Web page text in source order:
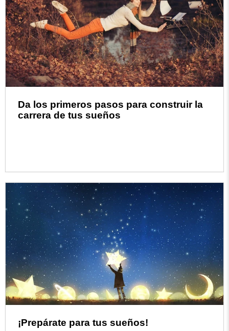
Da los primeros pasos para construir la
carrera de tus sueños
¡Prepárate para tus sueños!